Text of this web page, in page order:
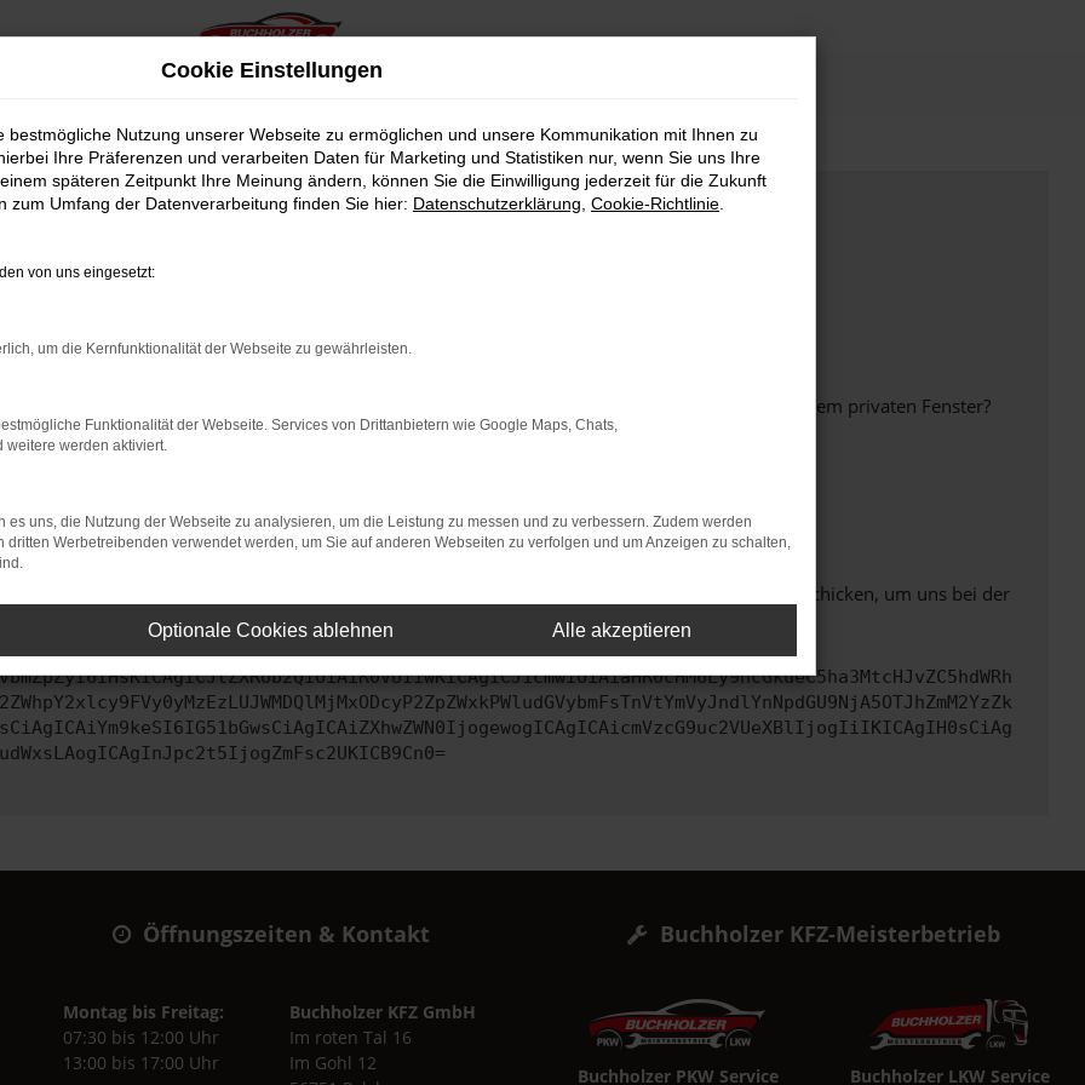
bestimmter Seiten verhindern. Funktioniert die Seite in einem anderen Browser oder in einem privaten Fenster?
beheben.
auf dem neuesten Stand sind.
kann auch dazu führen, dass bestimmte Funktionen nicht mehr unterstützt werden.
uns bitte. Wir werden versuchen, das Problem zu beheben. Du kannst uns diesen Text schicken, um uns bei der
Öffnungszeiten & Kontakt
Montag bis Freitag:
07:30 bis 12:00 Uhr
13:00 bis 17:00 Uhr
Buchholzer KFZ GmbH
Im roten Tal 16
Im Gohl 12
Buchholzer KFZ-Meisterbetrieb
Buchholzer PKW Service Buchholzer LKW Service
Cookie Einstellungen
bestmögliche Nutzung unserer Webseite zu ermöglichen und unsere Kommunikation mit Ihnen zu
Ihre Präferenzen und verarbeiten Daten für Marketing und Statistiken nur, wenn Sie uns Ihre
späteren Zeitpunkt Ihre Meinung ändern, können Sie die Einwilligung jederzeit für die Zukunft
zum Umfang der Datenverarbeitung finden Sie hier: Datenschutzerklärung Cookie-Richtlinie
von uns eingesetzt:
um die Kernfunktionalität der Webseite zu gewährleisten.
Funktionalität der Webseite. Services von Drittanbietern wie Google Maps, Chats,
weitere werden aktiviert.
es uns, die Nutzung der Webseite zu analysieren, um die Leistung zu messen und zu verbessern. Zudem werden
dritten Werbetreibenden verwendet werden, um Sie auf anderen Webseiten zu verfolgen und um Anzeigen zu schalten,
Optionale Cookies ablehnen Alle akzeptieren